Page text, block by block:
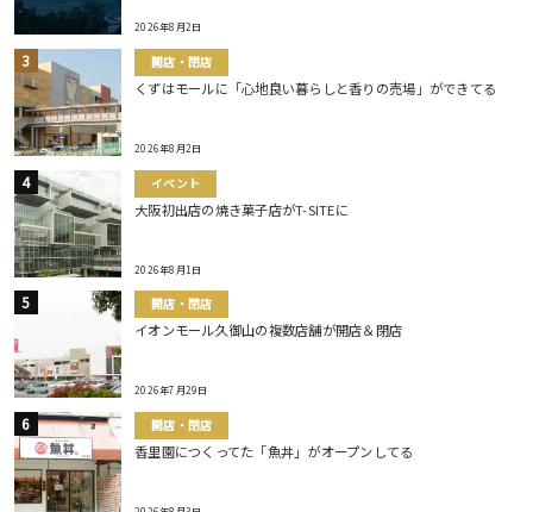
2026年8月2日
開店・閉店
くずはモールに「心地良い暮らしと香りの売場」ができてる
2026年8月2日
イベント
大阪初出店の焼き菓子店がT-SITEに
2026年8月1日
開店・閉店
イオンモール久御山の複数店舗が開店＆閉店
2026年7月29日
開店・閉店
香里園につくってた「魚丼」がオープンしてる